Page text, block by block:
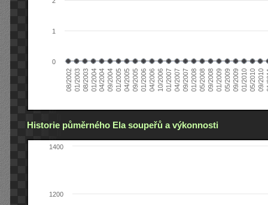
08/200201/200308/200301/200404/200409/200401/200504/200509/200501/200604/200610/200601/200704/200709/200701/200805/200809/200801/200905/200909/200901/201005/201009/2010
0
1
Historie půměrného Ela soupeřů a výkonnosti
1200
1400